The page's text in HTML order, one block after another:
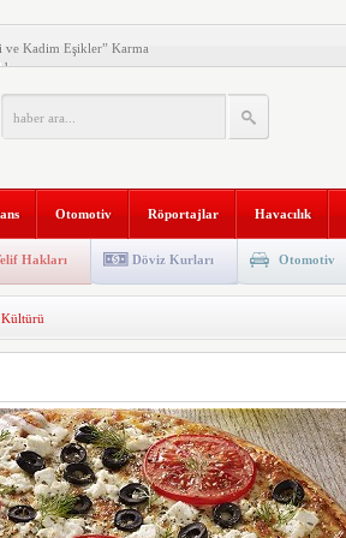
ve Kadim Eşikler” Karma
instax mini 99’un
Stratejik Ortaklık Kurdu
Temizliyor: Qrevo Curv
Sivas’ta Açtı
Trafiğine Dijital Çözüm: PEYK
İvmesini Sürdürüyor
Atama
Hub M200 Türkiye’de
Otomotiv Röportajlar Havacılık
Hakları Döviz Kurları Otomotiv
Kültürü